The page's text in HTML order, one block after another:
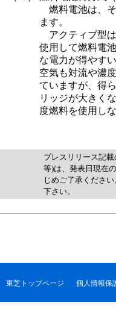
燃料電池は、
ます。
アクティブ型
使用して燃料電
な電力が得やす
空気も対流や濃
ていますが、得
リッジが大きく
度燃料を使用し
プレスリリース記
等)は、発表日現在
じめご了承くださ
下さい。
東芝トップページ 個人情報保